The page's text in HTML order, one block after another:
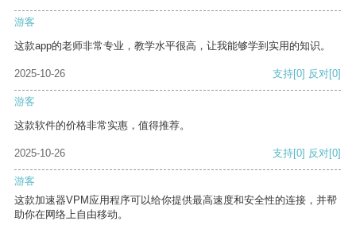
游客
这款app的老师非常专业，教学水平很高，让我能够学到实用的知识。
2025-10-26 支持[0] 反对[0]
游客
这款软件的价格非常实惠，值得推荐。
2025-10-26 支持[0] 反对[0]
游客
这款加速器VPM应用程序可以给你提供最高速度和安全性的连接，并帮
助你在网络上自由移动。